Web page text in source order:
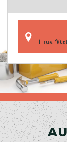
1 rue